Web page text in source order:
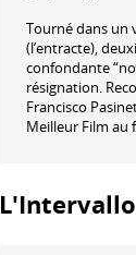
Tourné dans un
(l’entracte),
confondante
résignation.
Francisco
Meilleur Film au